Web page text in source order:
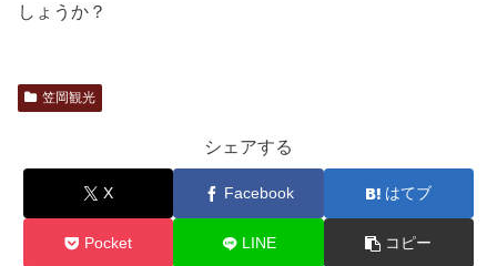
しょうか？
笠岡観光
シェアする
X Facebook はてブ
Pocket LINE コピー